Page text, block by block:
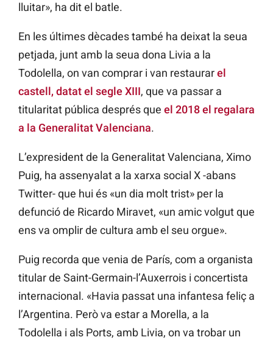
lluitar», ha dit el batle.
En les últimes dècades també ha deixat la seua
petjada, junt amb la seua dona Livia a la
Todolella, on van comprar i van restaurarel
castell, datat el segle XIII, que va passar a
titularitat pública després que el 2018 el regalara
a la Generalitat Valenciana.
L’expresident de la Generalitat Valenciana, Ximo
Puig, ha assenyalat a la xarxa social X -abans
Twitter- que hui és «un dia molt trist» per la
defunció de Ricardo Miravet, «un amic volgut que
ens va omplir de cultura amb el seu orgue».
Puig recorda que venia de París, com a organista
titular de Saint-Germain-l’Auxerrois i concertista
internacional. «Havia passat una infantesa feliç a
l’Argentina. Però va estar a Morella, a la
Todolella i als Ports, amb Livia, on va trobar un